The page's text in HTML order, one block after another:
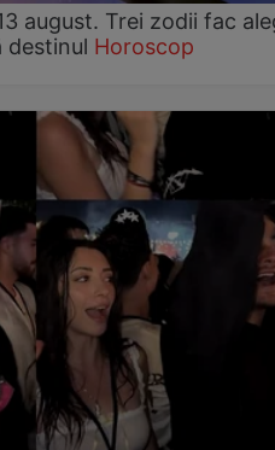
august. Trei zodii fac
destinul Horoscop